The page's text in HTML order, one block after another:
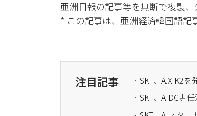
亜洲日報の記事等を無断で複製、
* この記事は、亜洲経済韓国語記
注目記事
· SKT、A.X K2
· SKT、AIDC専